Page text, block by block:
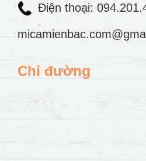
Điện thoại:
Chỉ đường